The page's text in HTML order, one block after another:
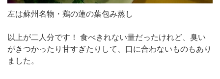
左は蘇州名物・鶏の蓮の葉包み蒸し
以上が二人分です！ 食べきれない量だったけれど、臭い
がきつかったり甘すぎたりして、口に合わないものもあり
ました。